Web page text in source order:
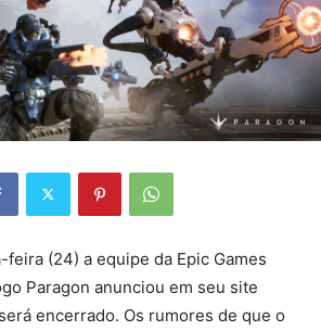
(24) a equipe da Epic Games
Paragon anunciou em seu site
encerrado. Os rumores de que o